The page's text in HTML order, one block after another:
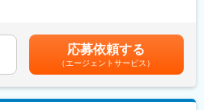
に役立つ機器のモノづくり等の事業を
家庭用ガスの各種製造、供給、販売、
ークが6割、お客様先での業務が4割ほ
のITベンダーとの打ち合わせ等もある
当職種の特徴の一つとなります。
キルを考慮し決定します。■昇給：年1
くまでも目安の金額であり、選考を通じ
す。月給(月額)は固定手当を含めた表記
応募依頼する
（エージェントサービス）